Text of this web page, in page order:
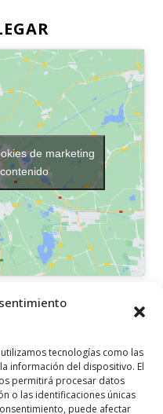
tecnologías como las
información del dispositivo. El
permitirá procesar datos
o las identificaciones únicas
puede afectar
de marketing